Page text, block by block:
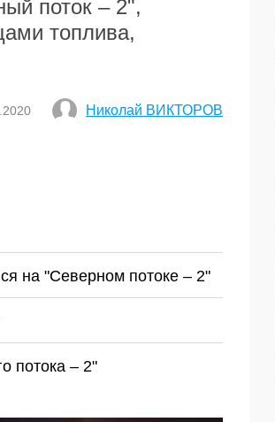
поток – 2",
топлива,
Николай ВИКТОРОВ
на "Северном потоке – 2"
потока – 2"